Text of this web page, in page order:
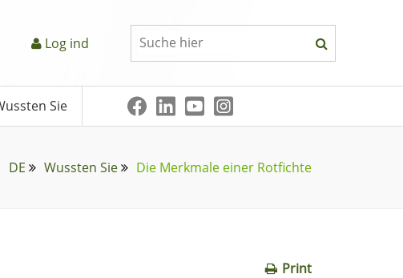
Log ind
Sie
DE Wussten Sie Die Merkmale einer Rotfichte
Print